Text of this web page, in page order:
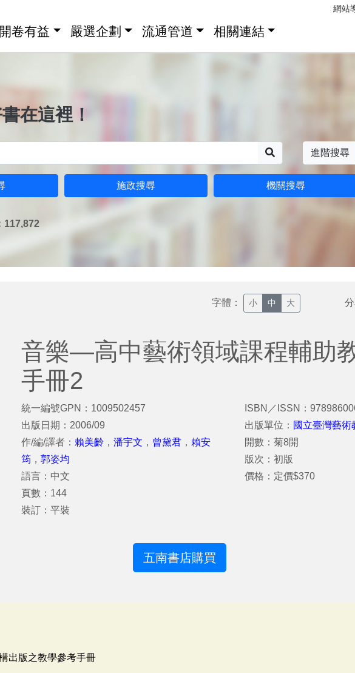
網站
卷有益 嚴選企劃 流通管道 相關連結
在這裡！
進階搜尋
施政搜尋 機關搜尋
117,872
字體： 小 中 大
音樂—高中藝術領域課程輔助
手冊2
統一編號GPN：1009502457
出版日期：2006/09
作/編/譯者： 賴美齡 ， 潘宇文 ， 曾黛君 ， 賴安
筠 ， 郭姿均
語言：中文
頁數：144
裝訂：平裝
ISBN／ISSN：
出版單位： 國立臺灣藝術
開數：菊8開
版次：初版
價格：定價$370
五南書店購買
出版之教學參考手冊